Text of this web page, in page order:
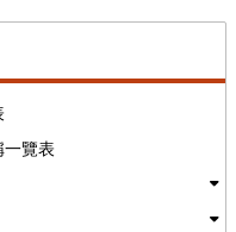
一覽表